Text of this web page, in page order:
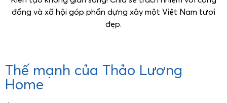
đồng và xã hội góp phần dựng xây một Việt Nam tươi
đẹp.
Thế mạnh của Thảo Lương
Home